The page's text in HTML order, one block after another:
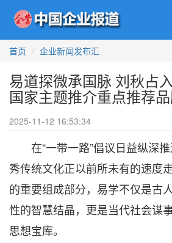
首页
企业新闻发布汇
易道探微承国脉 刘秋占
国家主题推介重点推荐
2025-11-12 16:53:34
在“一带一路”倡议日益纵深推
秀传统文化正以前所未有的速度
的重要组成部分，易学不仅是古
性的智慧结晶，更是当代社会谋
思想宝库。